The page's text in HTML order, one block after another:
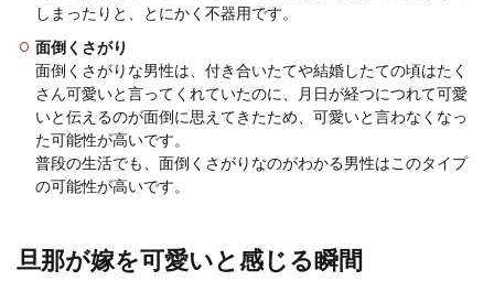
仕事から帰ってきた旦那が「しんどい」や「疲れ
ことがあると...
男性の服のコーディネート・細身男性
しいと考えている奥さまもいますよね。 細身の男
性が間違...
しまったりと、とにかく不器用です。
面倒くさがり
面倒くさがりな男性は、付き合いたてや結婚したての頃はたく
さん可愛いと言ってくれていたのに、月日が経つにつれて可愛
いと伝えるのが面倒に思えてきたため、可愛いと言わなくなっ
た可能性が高いです。
普段の生活でも、面倒くさがりなのがわかる男性はこのタイプ
の可能性が高いです。
旦那が嫁を可愛いと感じる瞬間